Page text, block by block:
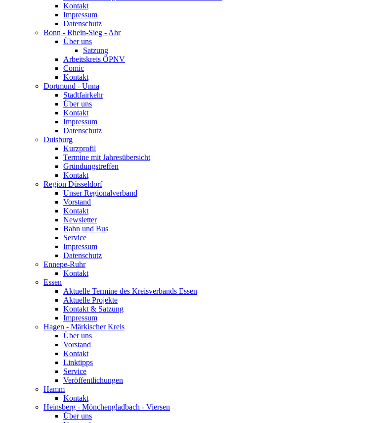
Kontakt
Impressum
Datenschutz
Bonn - Rhein-Sieg - Ahr
Über uns
Satzung
Arbeitskreis ÖPNV
Comic
Kontakt
Dortmund - Unna
Stadtfairkehr
Über uns
Kontakt
Impressum
Datenschutz
Duisburg
Kurzprofil
Termine mit Jahresübersicht
Gründungstreffen
Kontakt
Region Düsseldorf
Unser Regionalverband
Vorstand
Kontakt
Newsletter
Bahn und Bus
Service
Impressum
Datenschutz
Ennepe-Ruhr
Kontakt
Essen
Aktuelle Termine des Kreisverbands Essen
Aktuelle Projekte
Kontakt & Satzung
Impressum
Hagen - Märkischer Kreis
Über uns
Vorstand
Kontakt
Linktipps
Service
Veröffentlichungen
Hamm
Kontakt
Heinsberg - Mönchengladbach - Viersen
Über uns